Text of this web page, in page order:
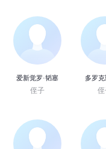
爱新觉罗·韬塞
侄子
多罗